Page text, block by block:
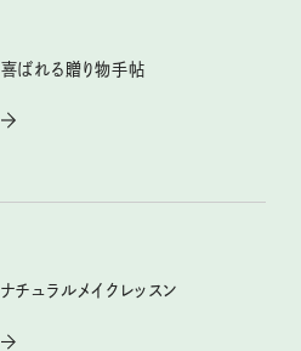
喜ばれる贈り物手帖
ナチュラルメイクレッスン